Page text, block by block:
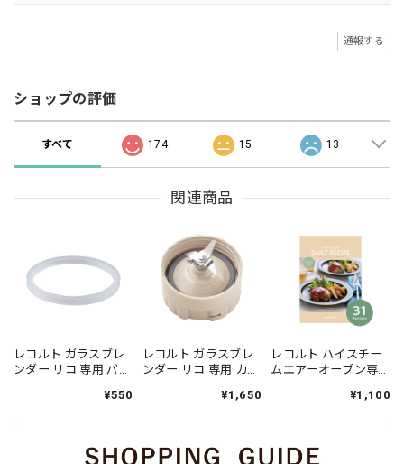
通報する
ショップの評価
すべて 174 15 13
関連商品
レコルト ガラスブレ
ンダー リコ 専用 パッ
プ）/ RGB-1SR(CP)
¥550
レコルト ガラスブレ
ンダー リコ 専用 カッ
ト RGB-1CT(W)（対
¥1,650
レコルト ハイスチー
ムエアーオーブン専
¥1,100